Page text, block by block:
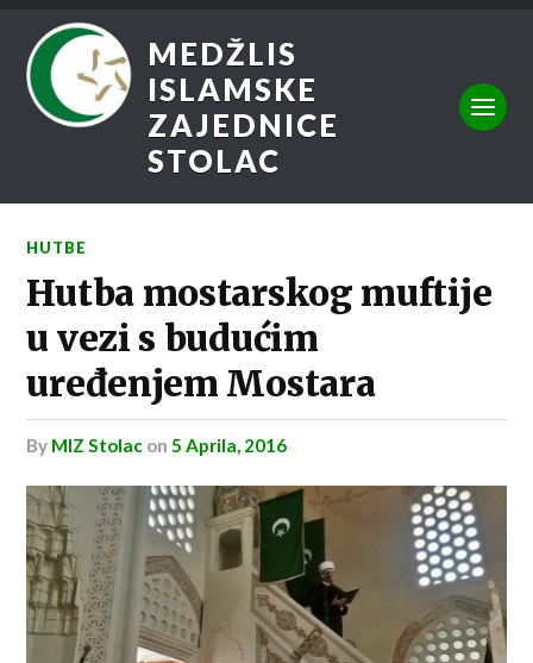
MEDŽLIS
ISLAMSKE
ZAJEDNICE
STOLAC
HUTBE
Hutba mostarskog muftije
u vezi s budućim
uređenjem Mostara
by MIZ Stolac on5 Aprila, 2016